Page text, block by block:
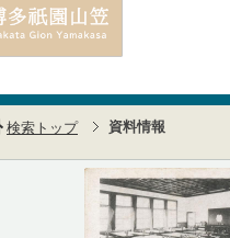
検索トップ 資料情報